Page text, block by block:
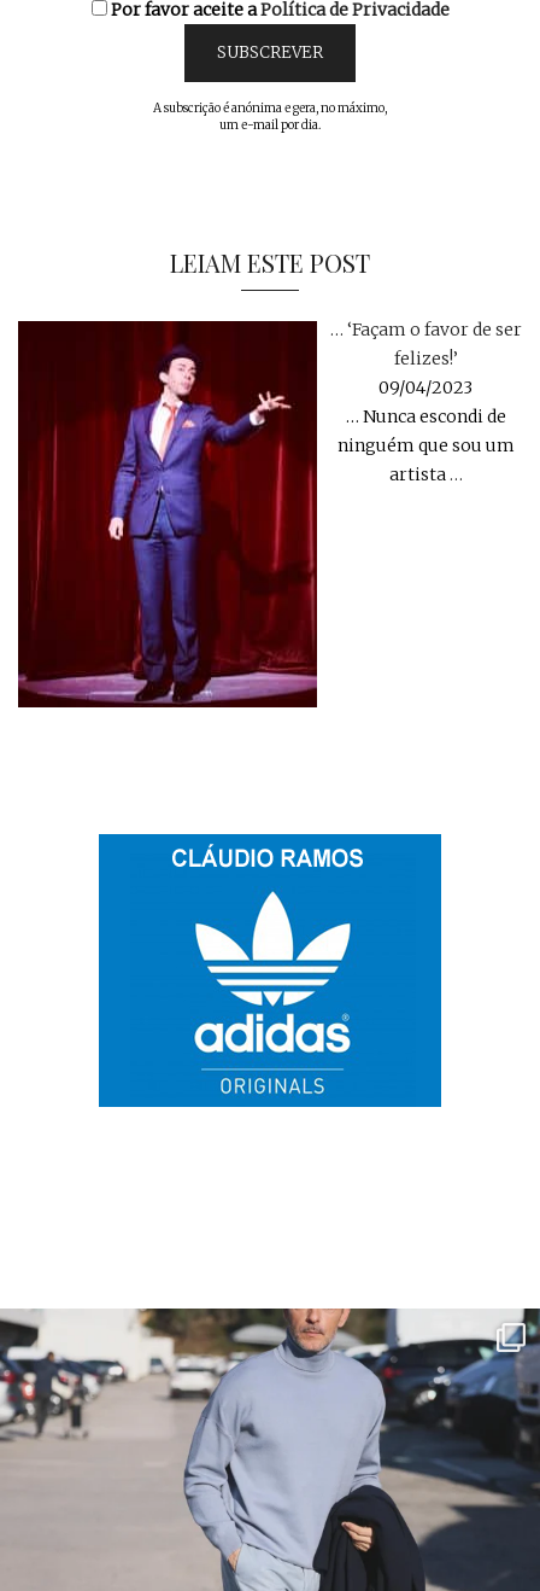
Por favor aceite aPolítica de Privacidade
A subscrição é anónima e gera, no máximo,
um e-mail por dia.
LEIAM ESTE POST
… ‘Façam o favor de ser
felizes!’
09/04/2023
… Nunca escondi de
ninguém que sou um
artista…